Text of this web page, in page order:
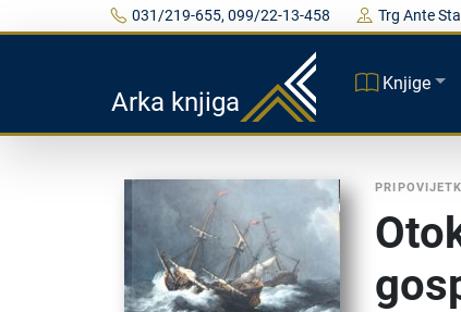
031/219-655, 099/22-13-458 Trg Ante
Arka knjiga
Knjige